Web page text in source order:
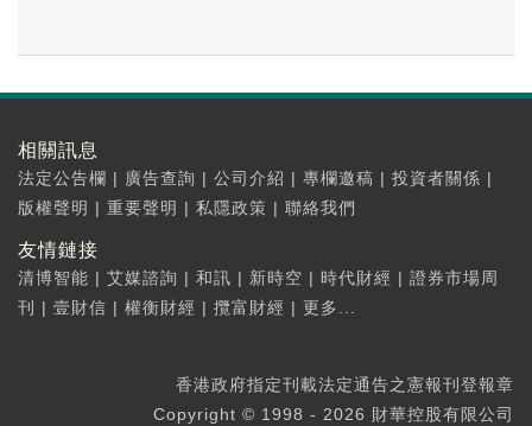
相關訊息
法定公告欄 | 廣告查詢 | 公司介紹 | 專欄邀稿 | 投資者關係 |
版權聲明 | 重要聲明 | 私隱政策 | 聯絡我們
友情鏈接
清博智能 | 艾媒諮詢 | 和訊 | 新時空 | 時代財經 | 證券市場周
刊
| 壹財信 | 權衡財經 | 攬富財經 | 更多...
香港政府指定刊載法定通告之憲報刊登報章
Copyright © 1998 - 2026 財華控股有限公司